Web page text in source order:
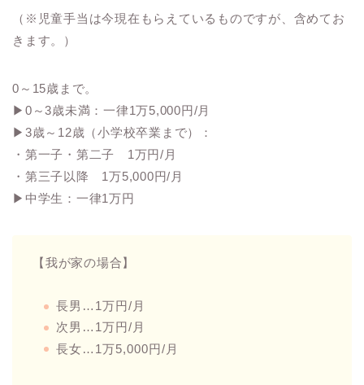
（※児童手当は今現在もらえているものですが、含めてお
きます。）
0～15歳まで。
▶︎0～3歳未満：一律1万5,000円/月
▶︎3歳～12歳（小学校卒業まで）：
・第一子・第二子 1万円/月
・第三子以降 1万5,000円/月
▶︎中学生：一律1万円
【我が家の場合】
長男…1万円/月
次男…1万円/月
長女…1万5,000円/月